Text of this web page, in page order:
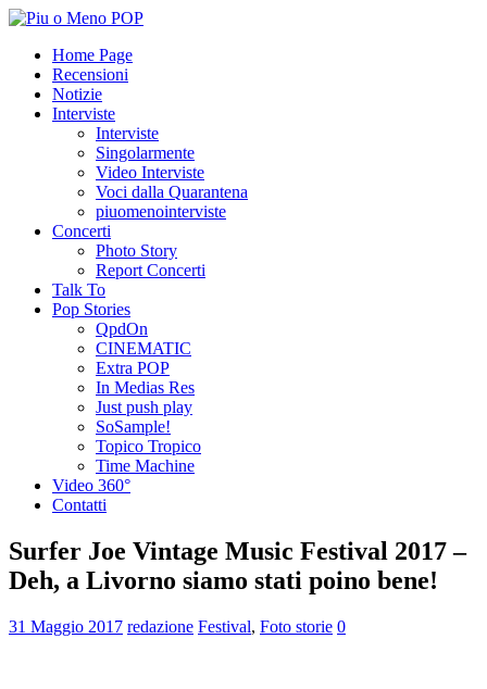
Home Page
Recensioni
Notizie
Interviste
Interviste
Singolarmente
Video Interviste
Voci dalla Quarantena
piuomenointerviste
Concerti
Photo Story
Report Concerti
Talk To
Pop Stories
QpdOn
CINEMATIC
Extra POP
In Medias Res
Just push play
SoSample!
Topico Tropico
Time Machine
Video 360°
Contatti
Surfer Joe Vintage Music Festival 2017 –
Deh, a Livorno siamo stati poino bene!
31 Maggio 2017 redazione Festival, Foto storie 0